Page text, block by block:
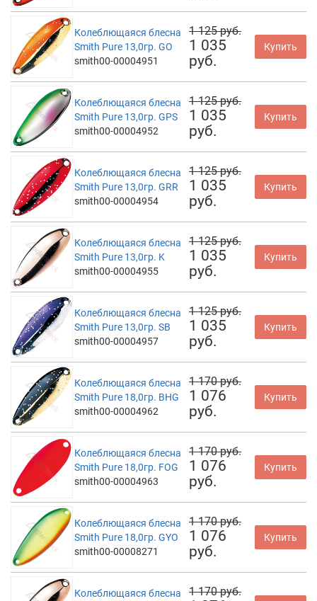
Колеблющаяся блесна
Smith Pure 13,0гр. GO
smith00-00004951
1 125 руб.
1 035
руб.
Купить
Колеблющаяся блесна
Smith Pure 13,0гр. GPS
smith00-00004952
1 125 руб.
1 035
руб.
Купить
Колеблющаяся блесна
Smith Pure 13,0гр. GRR
smith00-00004954
1 125 руб.
1 035
руб.
Купить
Колеблющаяся блесна
Smith Pure 13,0гр. K
smith00-00004955
1 125 руб.
1 035
руб.
Купить
Колеблющаяся блесна
Smith Pure 13,0гр. SB
smith00-00004957
1 125 руб.
1 035
руб.
Купить
Колеблющаяся блесна
Smith Pure 18,0гр. BHG
smith00-00004962
1 170 руб.
1 076
руб.
Купить
Колеблющаяся блесна
Smith Pure 18,0гр. FOG
smith00-00004963
1 170 руб.
1 076
руб.
Купить
Колеблющаяся блесна
Smith Pure 18,0гр. GYO
smith00-00008271
1 170 руб.
1 076
руб.
Купить
Колеблющаяся блесна 1 170 руб.